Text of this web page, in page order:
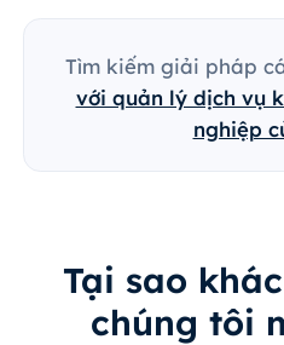
Tìm kiếm giải pháp
với quản lý dịch vụ
nghiệp
Tại sao
chúng tôi